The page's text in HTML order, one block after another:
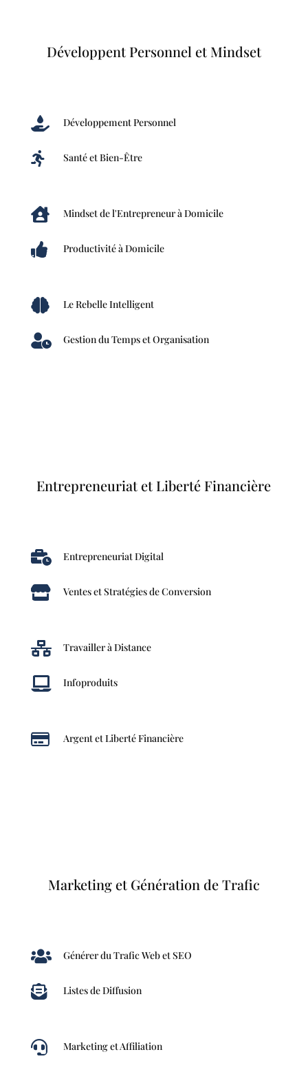
Développent Personnel et Mindset
 Développement Personnel
 Santé et Bien-Être
 Mindset de l'Entrepreneur à Domicile
 Productivité à Domicile
 Le Rebelle Intelligent
 Gestion du Temps et Organisation
Entrepreneuriat et Liberté Financière
 Entrepreneuriat Digital
 Ventes et Stratégies de Conversion
 Travailler à Distance
 Infoproduits
 Argent et Liberté Financière
Marketing et Génération de Trafic
 Générer du Trafic Web et SEO
 Listes de Diffusion
 Marketing et Affiliation